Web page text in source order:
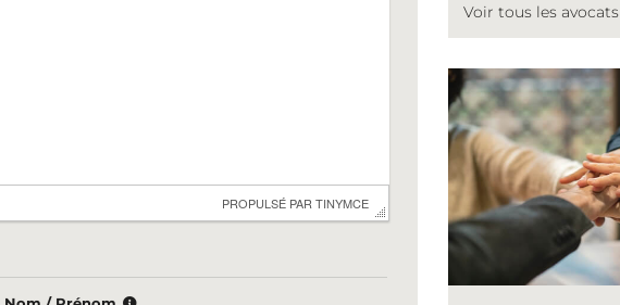
PROPULSÉ PAR TINYMCE
Voir tous les avocats